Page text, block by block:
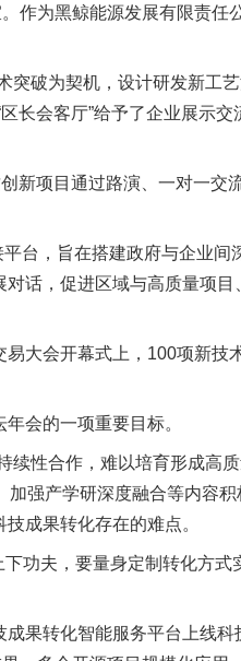
为黑鲸能源发展有限责任
破为契机，设计研发新工
长会客厅”给予了企业展示
项目通过路演、一对一交
台，旨在搭建政府与企业间
话，促进区域与高质量项目
大会开幕式上，100项新技
会的一项重要目标。
性合作，难以培育形成高
强产学研深度融合等内容
成果转化存在的难点。
功夫，要量身定制转化方式
果转化智能服务平台上线科